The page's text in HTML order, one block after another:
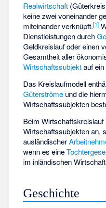
Realwirtschaft
keine zwei voneinander
miteinander verknüpft.[1]
Dienstleistungen durch
Geldkreislauf oder einen
Gesamtheit aller
Wirtschaftssubjektauf
Das Kreislaufmodell
Güterströme und die
Wirtschaftssubjekten
Beim
Wirtschaftssubjekten an,
ausländischer
wenn es eine
im inländischen
Geschichte